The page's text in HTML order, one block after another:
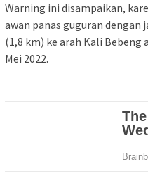
Warning ini disampaikan,
awan panas guguran dengan
(1,8 km) ke arah Kali Bebeng
Mei 2022.